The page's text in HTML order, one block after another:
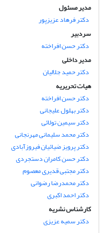
مدیر مسئول
دکتر فرهاد عزیزپور
سردبیر
دکتر حسن افراخته
مدیر داخلی
دکتر حمید جلالیان
هیات تحریریه
دکتر حسن افراخته
دکتر بهلول علیجانی
دکتر سیمین تولائی
دکتر محمد سلیمانی مهرنجانی
دکتر پرویز ضیائیان فیروزآبادی
دکتر حسن کامران دستجردی
دکتر مجتبی قدیری معصوم
دکتر محمدرضا رضوانی
دکتر احمد اکبری
کارشناس نشریه
دکتر سمیه عزیزی